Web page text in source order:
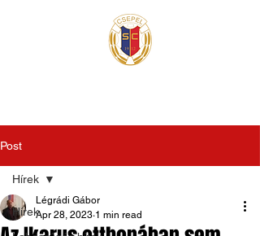
Post
Hírek
Hírek
Légrádi Gábor
Apr 28, 2023 1 min read